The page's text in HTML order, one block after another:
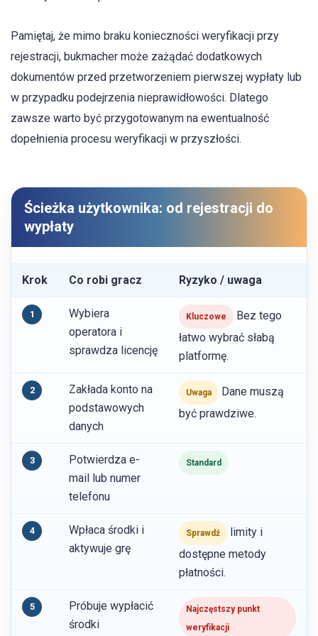
Pamiętaj, że mimo braku konieczności weryfikacji przy
rejestracji, bukmacher może zażądać dodatkowych
dokumentów przed przetworzeniem pierwszej wypłaty lub
w przypadku podejrzenia nieprawidłowości. Dlatego
zawsze warto być przygotowanym na ewentualność
dopełnienia procesu weryfikacji w przyszłości.
Ścieżka użytkownika: od rejestracji do
wypłaty
Krok Co robi gracz Ryzyko / uwaga
1
Wybiera
operatora i
sprawdza licencję
Kluczowe
Bez tego
łatwo wybrać słabą
platformę.
2
Zakłada konto na
podstawowych
danych
Uwaga
Dane muszą
być prawdziwe.
3
Potwierdza e-
mail lub numer
telefonu
Standard
4
Wpłaca środki i
aktywuje grę
Sprawdź
limity i
dostępne metody
płatności.
5
Próbuje wypłacić
środki
Najczęstszy punkt
weryfikacji